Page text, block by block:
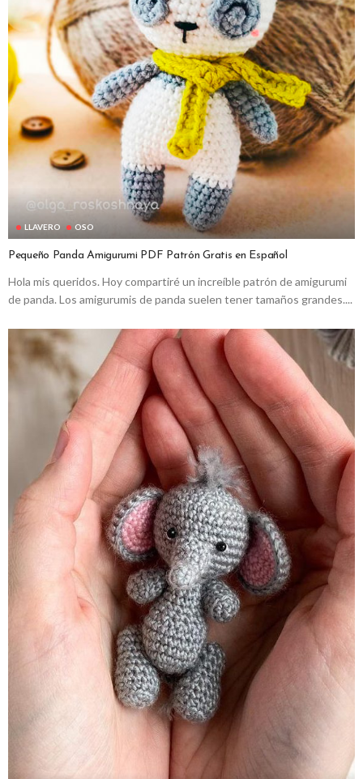
LLAVERO OSO
Pequeño Panda Amigurumi PDF Patrón Gratis en Español
Hola mis queridos. Hoy compartiré un increíble patrón de amigurumi
de panda. Los amigurumis de panda suelen tener tamaños grandes....